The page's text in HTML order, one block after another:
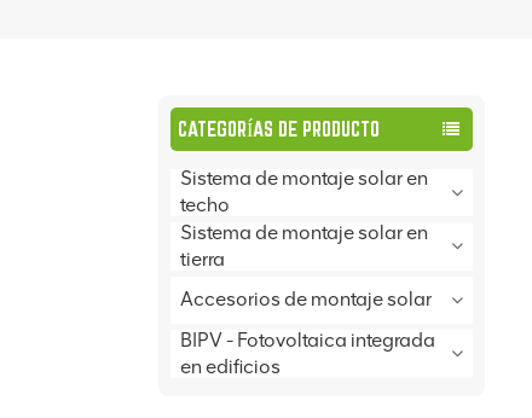
CATEGORÍAS DE PRODUCTO
Sistema de montaje solar en
techo
Sistema de montaje solar en
tierra
Accesorios de montaje solar
BIPV - Fotovoltaica integrada
en edificios